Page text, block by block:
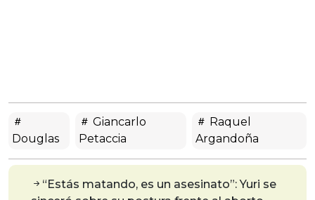
Douglas
Giancarlo
Petaccia
Raquel
Argandoña
“Estás matando, es un asesinato”: Yuri se